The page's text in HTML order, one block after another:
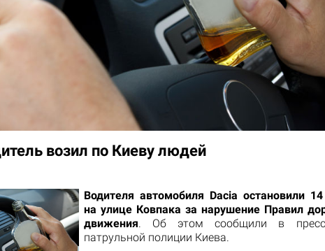
возил по Киеву людей
Водителя автомобиля Dacia остановили
на улице Ковпака за нарушение Правил
движения. Об этом сообщили в пресс-
патрульной полиции Киева.